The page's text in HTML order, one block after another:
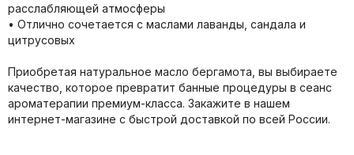
расслабляющей атмосферы
• Отлично сочетается с маслами лаванды, сандала и
цитрусовых
Приобретая натуральное масло бергамота, вы выбираете
качество, которое превратит банные процедуры в сеанс
ароматерапии премиум-класса. Закажите в нашем
интернет-магазине с быстрой доставкой по всей России.